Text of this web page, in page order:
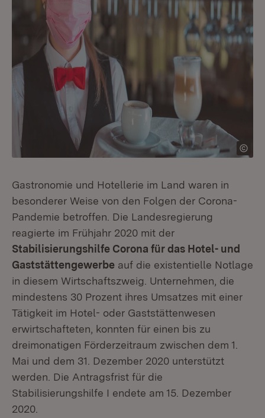
Gastronomie und Hotellerie im Land waren in
besonderer Weise von den Folgen der Corona-
Pandemie betroffen. Die Landesregierung
reagierte im Frühjahr 2020 mit der
Stabilisierungshilfe Corona für das Hotel- und
Gaststättengewerbe auf die existentielle Notlage
in diesem Wirtschaftszweig. Unternehmen, die
mindestens 30 Prozent ihres Umsatzes mit einer
Tätigkeit im Hotel- oder Gaststättenwesen
erwirtschafteten, konnten für einen bis zu
dreimonatigen Förderzeitraum zwischen dem 1.
Mai und dem 31. Dezember 2020 unterstützt
werden. Die Antragsfrist für die
Stabilisierungshilfe I endete am 15. Dezember
2020.